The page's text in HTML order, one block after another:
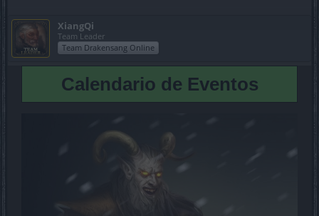
XiangQi
Team Leader
Team Drakensang Online
Calendario de Eventos